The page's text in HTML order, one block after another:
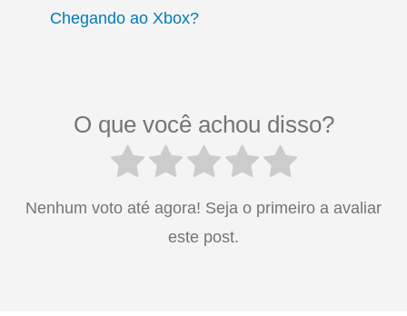
Chegando ao Xbox?
O que você achou disso?
Nenhum voto até agora! Seja o primeiro a avaliar
este post.